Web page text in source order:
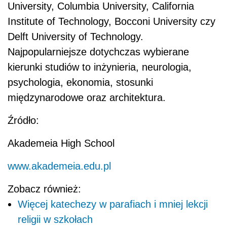
University, Columbia University, California
Institute of Technology, Bocconi University czy
Delft University of Technology.
Najpopularniejsze dotychczas wybierane
kierunki studiów to inżynieria, neurologia,
psychologia, ekonomia, stosunki
międzynarodowe oraz architektura.
Źródło:
Akademeia High School
www.akademeia.edu.pl
Zobacz również:
Więcej katechezy w parafiach i mniej lekcji
religii w szkołach